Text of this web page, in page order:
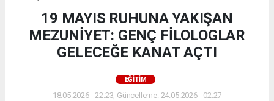
19 MAYIS RUHUNA YAKIŞAN
MEZUNİYET: GENÇ FİLOLOGLAR
GELECEĞE KANAT AÇTI
EĞİTİM
18.05.2026 - 22:23, Güncelleme: 24.05.2026 - 02:27